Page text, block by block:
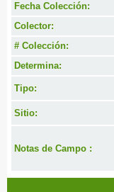
Fecha Colección:
Colector:
# Colección:
Determina:
Tipo:
Sitio:
Notas de Campo :